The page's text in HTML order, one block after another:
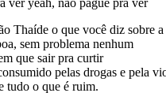
Thaíde o que você diz sobre
sem problema nenhum
que sair pra curtir
pelas drogas e pela
tudo o que é ruim.